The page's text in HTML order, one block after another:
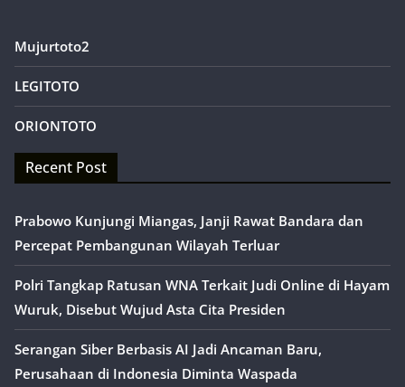
Mujurtoto2
LEGITOTO
ORIONTOTO
Recent Post
Prabowo Kunjungi Miangas, Janji Rawat Bandara dan
Percepat Pembangunan Wilayah Terluar
Polri Tangkap Ratusan WNA Terkait Judi Online di Hayam
Wuruk, Disebut Wujud Asta Cita Presiden
Serangan Siber Berbasis AI Jadi Ancaman Baru,
Perusahaan di Indonesia Diminta Waspada